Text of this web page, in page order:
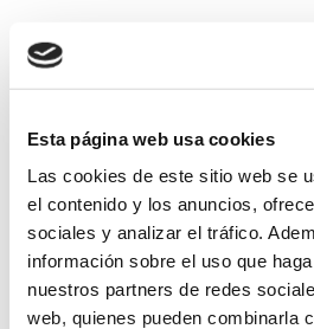
Esta página web usa cookies
Las cookies de este sitio web se
el contenido y los anuncios,
sociales y analizar el tráfico.
información sobre el uso que
nuestros partners de redes
web, quienes pueden combinarla